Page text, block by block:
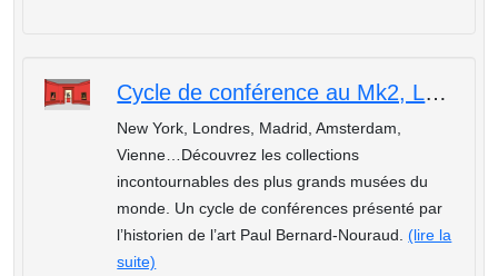
Cycle de conférence au Mk2, Les plus beaux musées du monde : Le Musée d'Orsay de Paris
New York, Londres, Madrid, Amsterdam,
Vienne…Découvrez les collections
incontournables des plus grands musées du
monde. Un cycle de conférences présenté par
l’historien de l’art Paul Bernard-Nouraud.(lire la
suite)